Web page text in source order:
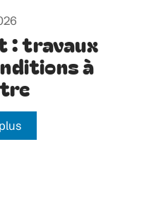
: travaux
à